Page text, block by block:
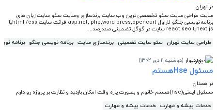
در تهران
سایت طراحی سایت سئو تخصصی ترین وب سایت برندسازی وسایت سئو سایت زبان های
برنامه نویسی جنگو لاراول asp.net, php,word press,opencart فرانت سایت html /cssیا
next.jsیا react seo سایت در گوگل تضمینی صددرصد...
طراحی سایت تهران سئو سایت تضمینی برندسازی سایت برنامه نویسی جنگو برنامه
در دیوار (دوشنبه 11 دی 1402)
مسئول Hseهستم
در همدان
مسئول ایمنی(hse)هستم خانوم و بصورت پاره وقت امکان بازدید و نظارت بر پروژه رو دارم
خدمات پیشه و مهارت خدمات پیشه و مهارت